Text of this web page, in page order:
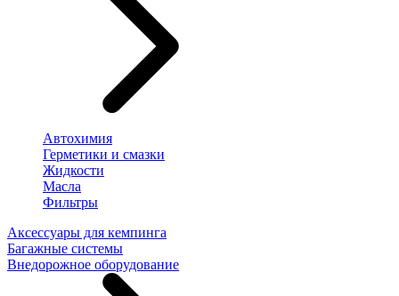
Автохимия
Герметики и смазки
Жидкости
Масла
Фильтры
Аксессуары для кемпинга
Багажные системы
Внедорожное оборудование